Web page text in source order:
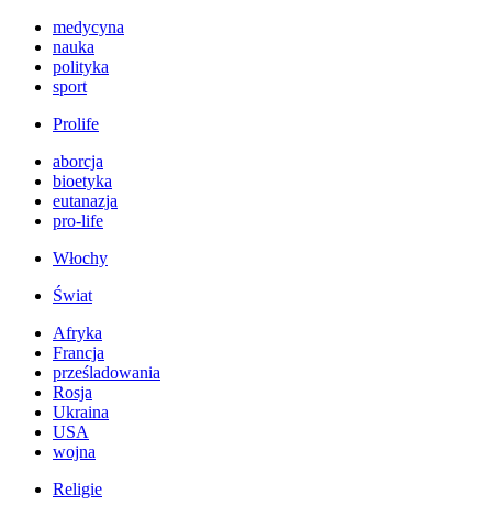
medycyna
nauka
polityka
sport
Prolife
aborcja
bioetyka
eutanazja
pro-life
Włochy
Świat
Afryka
Francja
prześladowania
Rosja
Ukraina
USA
wojna
Religie